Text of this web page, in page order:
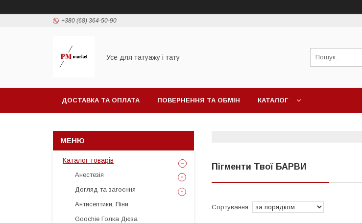
+380 (68) 364-50-90
Усе для татуажу і тату
ДОСТАВКА ТА ОПЛАТА ПОВЕРНЕННЯ ТА ОБМІН КАТАЛОГ
Пігменти Твої БАРВИ
Каталог товарів
Анестезія
Догляд та загоєння
Антисептики, Піни
Goochie Голка Дюза